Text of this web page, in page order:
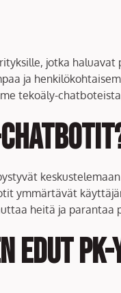
jotka
ja
tekoäly-
ymmärtävät
heitä ja parantaa
edut